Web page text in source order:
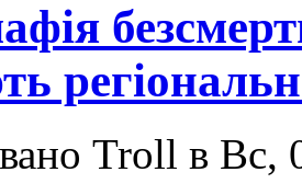
Troll в Вс,